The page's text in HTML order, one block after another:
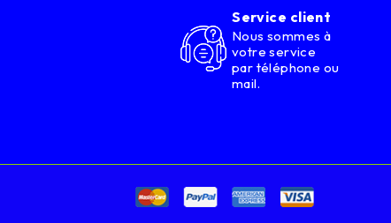
Service client
Nous sommes à
votre service
par téléphone ou
mail.